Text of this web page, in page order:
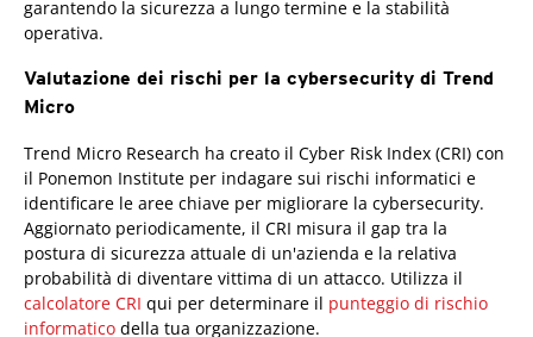
garantendo la sicurezza a lungo termine e la stabilità
operativa.
Valutazione dei rischi per la cybersecurity di Trend
Micro
Trend Micro Research ha creato il Cyber Risk Index (CRI) con
il Ponemon Institute per indagare sui rischi informatici e
identificare le aree chiave per migliorare la cybersecurity.
Aggiornato periodicamente, il CRI misura il gap tra la
postura di sicurezza attuale di un'azienda e la relativa
probabilità di diventare vittima di un attacco. Utilizza il
calcolatore CRI
News Article
qui per determinare il punteggio di rischio
informatico della tua organizzazione.
News Article